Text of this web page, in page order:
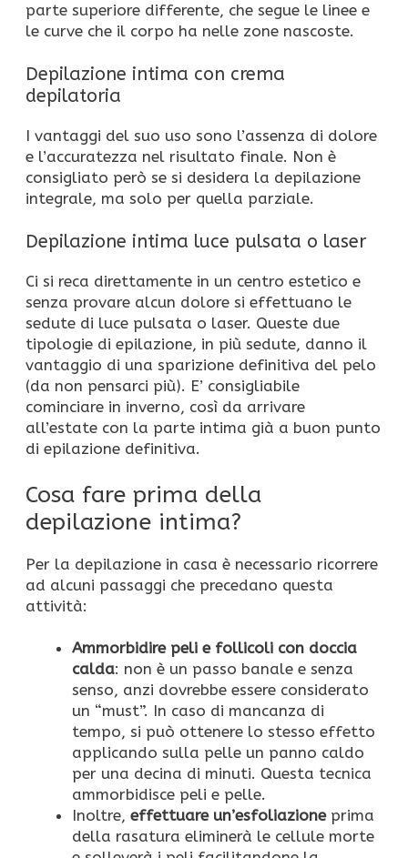
parte superiore differente, che segue le linee e
le curve che il corpo ha nelle zone nascoste.
Depilazione intima con crema
depilatoria
I vantaggi del suo uso sono l’assenza di dolore
e l’accuratezza nel risultato finale. Non è
consigliato però se si desidera la depilazione
integrale, ma solo per quella parziale.
Depilazione intima luce pulsata o laser
Ci si reca direttamente in un centro estetico e
senza provare alcun dolore si effettuano le
sedute di luce pulsata o laser. Queste due
tipologie di epilazione, in più sedute, danno il
vantaggio di una sparizione definitiva del pelo
(da non pensarci più). E’ consigliabile
cominciare in inverno, così da arrivare
all’estate con la parte intima già a buon punto
di epilazione definitiva.
Cosa fare prima della
depilazione intima?
Per la depilazione in casa è necessario ricorrere
ad alcuni passaggi che precedano questa
attività:
Ammorbidire peli e follicoli con doccia
calda: non è un passo banale e senza
senso, anzi dovrebbe essere considerato
un “must”. In caso di mancanza di
tempo, si può ottenere lo stesso effetto
applicando sulla pelle un panno caldo
per una decina di minuti. Questa tecnica
ammorbidisce peli e pelle.
Inoltre, effettuare un’esfoliazioneprima
della rasatura eliminerà le cellule morte